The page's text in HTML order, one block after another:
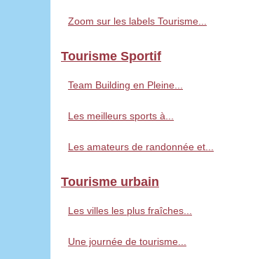
Zoom sur les labels Tourisme...
Tourisme Sportif
Team Building en Pleine...
Les meilleurs sports à...
Les amateurs de randonnée et...
Tourisme urbain
Les villes les plus fraîches...
Une journée de tourisme...